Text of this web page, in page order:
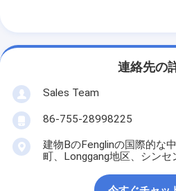
家
工場旅行
連絡先の
Sales Team
86-755-28998225
建物BのFenglinの国際的な
町、Longgang地区、シンセ